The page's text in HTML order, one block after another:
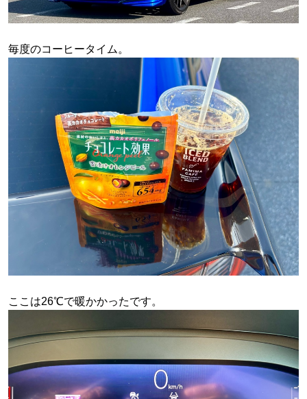
毎度のコーヒータイム。
ここは26℃で暖かかったです。